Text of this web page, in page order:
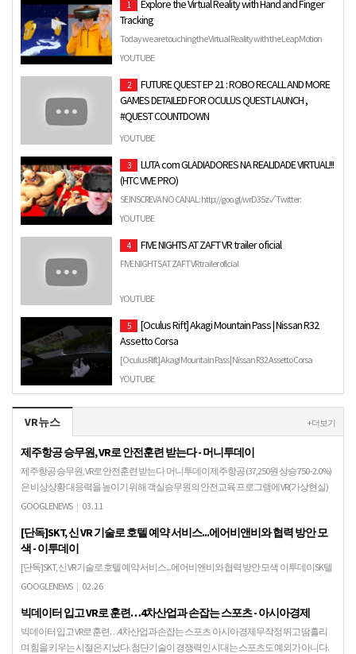
1
Explore the Virtual Reality with Hand and Finger
Tracking
Today we are touching the Virtual Reality with the Leap Motion
and the Pimax 5K Plus VR Headset. The shortcuts demo let'…
YOUTUBE
2
FUTURE QUEST EP 21 : ROBO RECALL AND MORE
GAMES DETAILED FOR OCULUS QUEST LAUNCH ,
#QUEST COUNTDOWN
SO WE GOT A NEW #QUEST COUNTDOWN AND THEY ARE STILL
YOUTUBE
3
LUTA com GLADIADORES NA REALIDADE VIRTUAL!!!
(HTC VIVE PRO)
SE INSCREVA NO CANAL: http://goo.gl/wrD35z ✓ Twitter:
http://www.twitter.com/lipaogamer ✓ Instagram:
YOUTUBE
4 FIVE NIGHTS AT ZAFT VR trailer oficial
FIVE NIGHTS AT ZAFT VR trailer oficial
YOUTUBE
5
[Oculus Rift] Akagi Mountain Pass | Nissan R32
Assetto Corsa
[Oculus Rift] Akagi Mountain Pass | Nissan R32 Assetto Corsa
YOUTUBE
VR뉴스 + 더보기
제주항공 승무원, VR로 안전훈련 받는다 - 머니투데이
제주항공 승무원, VR로 안전훈련 받는다 머니투데이제주항공 (37,250원 상승 750 -2.0%)
은 비상상황 대응력을 높이기 위해 객실승무원의 안전교육 프로그램에 VR(가상현실)
기기를 이용한 안전훈련을 도입했다…
GOOGLENEWS | 03.11
[단독]SKT, 신 VR 기술로 호텔 예약 서비스...에어비앤비와 협력 방안 모
색 - 이투데이
[단독]SKT, 신 VR 기술로 호텔 예약 서비스...에어비앤비와 협력 방안 모색 이투데이SK텔
레콤이 5G 상용화와 함께 한 단계 진화한 가상현실(VR)ㆍ증강현실(AR) 기술을 올해 상
GOOGLENEWS | 02.26
빅데이터 입고 VR로 훈련…4차산업과 손잡는 스포츠 - 아시아경제
빅데이터 입고 VR로 훈련…4차산업과 손잡는 스포츠 아시아경제무작정 뛰고 땀흘리
며 힘을 키우는 시절은 지났다. 첨단기술이 경쟁력인 시대는 스포츠도 예외가 아니다.